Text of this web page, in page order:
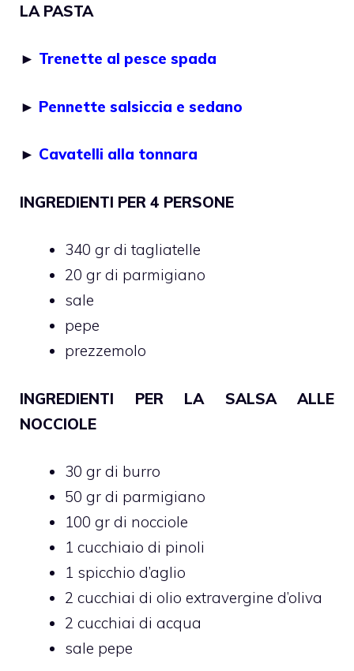
LA PASTA
► Trenette al pesce spada
► Pennette salsiccia e sedano
► Cavatelli alla tonnara
INGREDIENTI PER 4 PERSONE
340 gr di tagliatelle
20 gr di parmigiano
sale
pepe
prezzemolo
INGREDIENTI PER LA SALSA ALLE
NOCCIOLE
30 gr di burro
50 gr di parmigiano
100 gr di nocciole
1 cucchiaio di pinoli
1 spicchio d’aglio
2 cucchiai di olio extravergine d’oliva
2 cucchiai di acqua
sale pepe